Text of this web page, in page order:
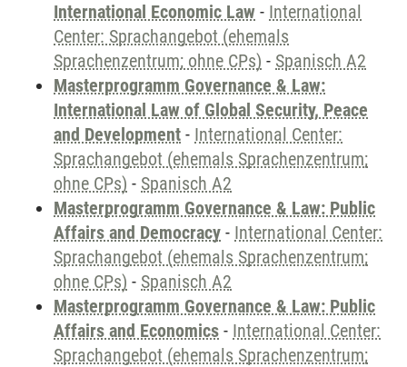
International Economic Law - International
Center: Sprachangebot (ehemals
Sprachenzentrum; ohne CPs) - Spanisch A2
Masterprogramm Governance & Law:
International Law of Global Security, Peace
and Development - International Center:
Sprachangebot (ehemals Sprachenzentrum;
ohne CPs) - Spanisch A2
Masterprogramm Governance & Law: Public
Affairs and Democracy - International Center:
Sprachangebot (ehemals Sprachenzentrum;
ohne CPs) - Spanisch A2
Masterprogramm Governance & Law: Public
Affairs and Economics - International Center:
Sprachangebot (ehemals Sprachenzentrum;